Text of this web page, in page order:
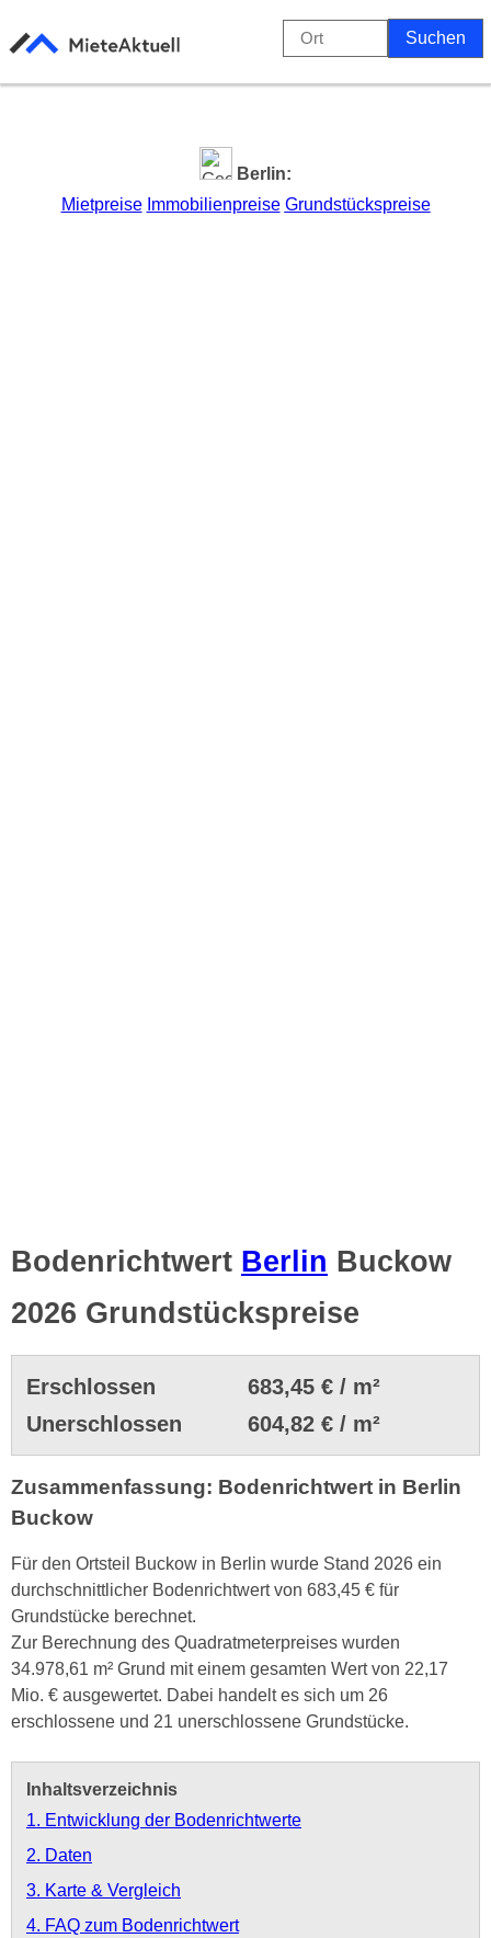
Berlin:
Mietpreise Immobilienpreise Grundstückspreise
Bodenrichtwert Berlin Buckow
2026 Grundstückspreise
Erschlossen
683,45 € / m²
Unerschlossen
604,82 € / m²
Zusammenfassung: Bodenrichtwert in Berlin
Buckow
Für den Ortsteil Buckow in Berlin wurde Stand 2026 ein
durchschnittlicher Bodenrichtwert von 683,45 € für
Grundstücke berechnet.
Zur Berechnung des Quadratmeterpreises wurden
34.978,61 m² Grund mit einem gesamten Wert von 22,17
Mio. € ausgewertet. Dabei handelt es sich um 26
erschlossene und 21 unerschlossene Grundstücke.
Inhaltsverzeichnis
1. Entwicklung der Bodenrichtwerte
2. Daten
3. Karte & Vergleich
4. FAQ zum Bodenrichtwert